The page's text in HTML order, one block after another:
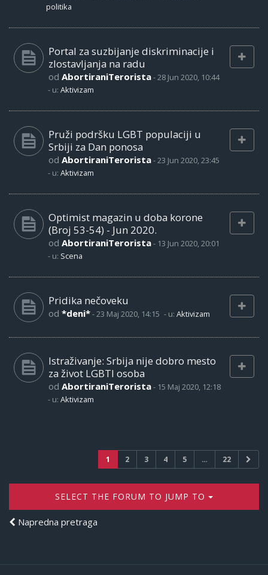
politika
Portal za suzbijanje diskriminacije i
zlostavljanja na radu
od AbortiraniTerorista-28 Jun 2020, 10:44
- u: Aktivizam
Pruži podršku LGBT populaciji u
Srbiji za Dan ponosa
od AbortiraniTerorista-23 Jun 2020, 23:45
- u: Aktivizam
Optimist magazin u doba korone
(Broj 53-54) - Jun 2020.
od AbortiraniTerorista- 13 Jun 2020, 20:01
- u: Scena
Pridika nečoveku
od *deni*-23 Maj 2020, 14:15 - u: Aktivizam
Istraživanje: Srbija nije dobro mesto
za život LGBTI osoba
od AbortiraniTerorista- 15 Maj 2020, 12:18
- u: Aktivizam
1 2 3 4 5 … 22
SELECT THE FORUM TO JUMP TO
Napredna pretraga